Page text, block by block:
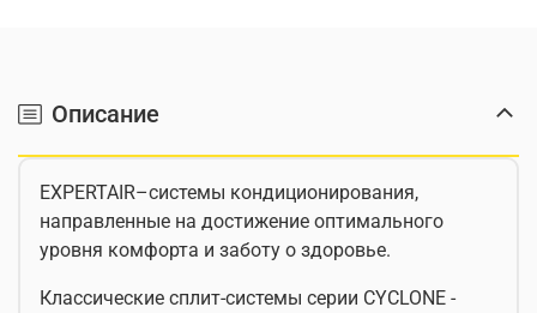
Описание
EXPERTAIR–системы кондиционирования,
направленные на достижение оптимального
уровня комфорта и заботу о здоровье.
Классические сплит-системы серии CYCLONE -